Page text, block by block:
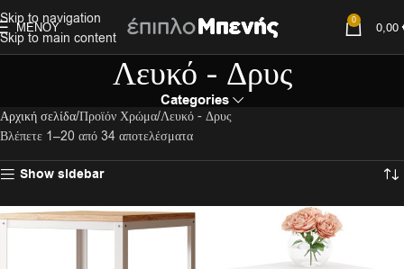
Skip to navigation
Skip to main content
ΜΕΝΟΎ 0 0,00
Λευκό - Δρυς
Categories
Αρχική σελίδα Προϊόν Χρώμα Λευκό - Δρυς
Βλέπετε 1–20 από 34 αποτελέσματα
Show sidebar